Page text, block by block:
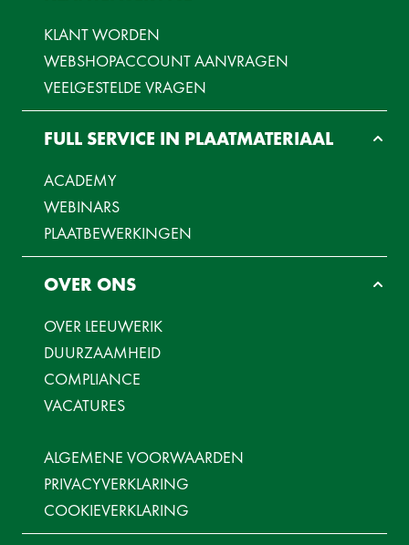
KLANT WORDEN
WEBSHOPACCOUNT AANVRAGEN
VEELGESTELDE VRAGEN
FULL SERVICE IN PLAATMATERIAAL
ACADEMY
WEBINARS
PLAATBEWERKINGEN
OVER ONS
OVER LEEUWERIK
DUURZAAMHEID
COMPLIANCE
VACATURES
ALGEMENE VOORWAARDEN
PRIVACYVERKLARING
COOKIEVERKLARING